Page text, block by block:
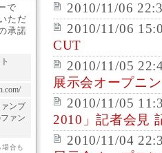
2010/11/06
2010/11/06
CUT
2010/11/05
展示会オープニ
2010/11/05
2010」記者会見
2010/11/04
で
ただ
承諾
ンブ
ァン
合も